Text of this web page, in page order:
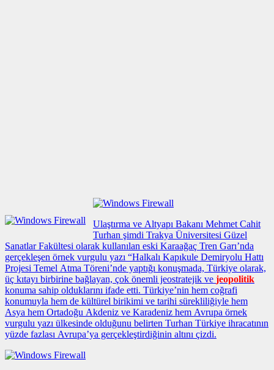
Ulaştırma ve Altyapı Bakanı Mehmet Cahit
Turhan şimdi Trakya Üniversitesi Güzel
Sanatlar Fakültesi olarak kullanılan eski Karaağaç Tren Garı’nda
gerçekleşen örnek vurgulu yazı “Halkalı Kapıkule Demiryolu Hattı
Projesi Temel Atma Töreni’nde yaptığı konuşmada, Türkiye olarak,
üç kıtayı birbirine bağlayan, çok önemli jeostratejik ve jeopolitik
konuma sahip olduklarını ifade etti. Türkiye’nin hem coğrafi
konumuyla hem de kültürel birikimi ve tarihi sürekliliğiyle hem
Asya hem Ortadoğu Akdeniz ve Karadeniz hem Avrupa örnek
vurgulu yazı ülkesinde olduğunu belirten Turhan Türkiye ihracatının
yüzde fazlası Avrupa’ya gerçekleştirdiğinin altını çizdi.